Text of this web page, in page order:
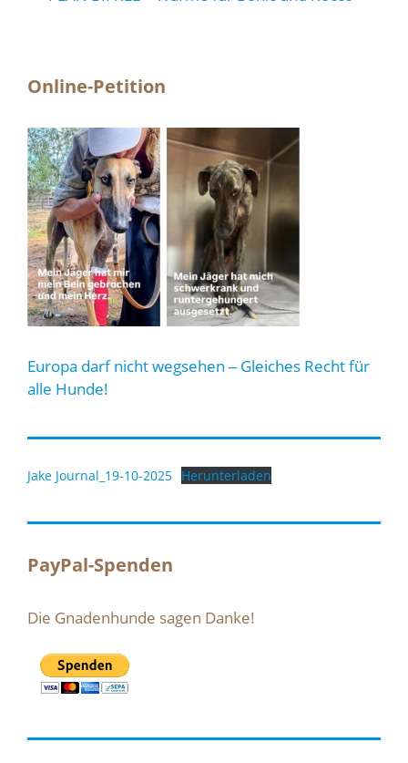
Online-Petition
Europa darf nicht wegsehen ‒ Gleiches Recht für
alle Hunde!
Jake Journal_19-10-2025 Herunterladen
PayPal-Spenden
Die Gnadenhunde sagen Danke!